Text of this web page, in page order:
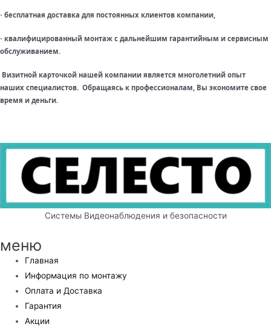
· бесплатная доставка для постоянных клиентов компании,
· квалифицированный монтаж с дальнейшим гарантийным и сервисным
обслуживанием.
Визитной карточкой нашей компании является многолетний опыт
наших специалистов. Обращаясь к профессионалам, Вы экономите свое
время и деньги.
Системы Видеонаблюдения и безопасности
меню
Главная
Информация по монтажу
Оплата и Доставка
Гарантия
Акции